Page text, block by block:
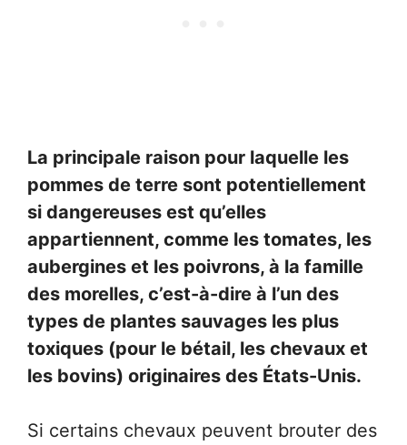
La principale raison pour laquelle les
pommes de terre sont potentiellement
si dangereuses est qu’elles
appartiennent, comme les tomates, les
aubergines et les poivrons, à la famille
des morelles, c’est-à-dire à l’un des
types de plantes sauvages les plus
toxiques (pour le bétail, les chevaux et
les bovins) originaires des États-Unis.
Si certains chevaux peuvent brouter des